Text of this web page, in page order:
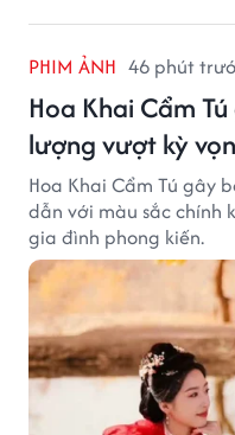
PHIM ẢNH 46 phút
Hoa Khai Cẩm
lượng vượt kỳ
Hoa Khai Cẩm Tú gây
dẫn với màu sắc chính
gia đình phong kiến.